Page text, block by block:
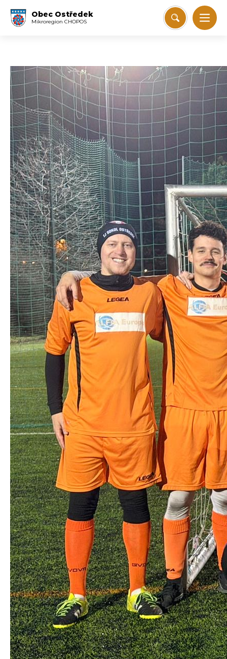
Obec Ostředek
Mikroregion CHOPOS